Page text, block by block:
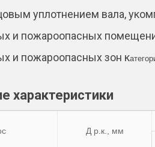
уплотнением вала,
и пожароопасных
и пожароопасных зон к
характеристики
Д р.к., мм